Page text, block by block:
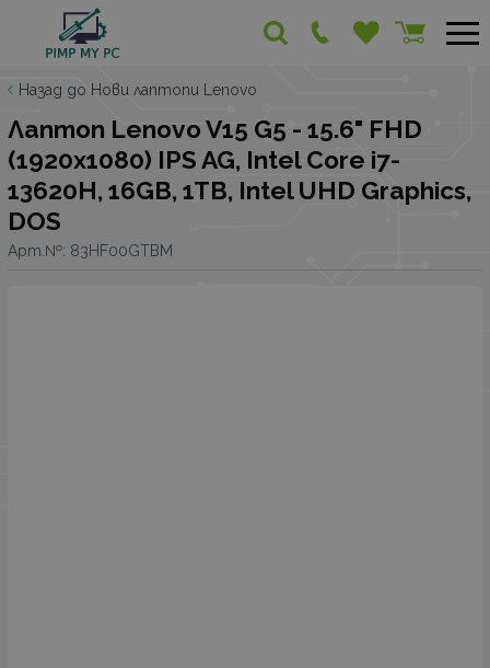
Назад до Нови лаптопи Lenovo
Лаптоп Lenovo V15 G5 - 15.6" FHD
(1920x1080) IPS AG, Intel Core i7-
13620H, 16GB, 1TB, Intel UHD Graphics,
DOS
Арт.№: 83HF00GTBM